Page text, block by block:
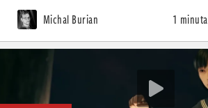
Michal Burian 1 minuta